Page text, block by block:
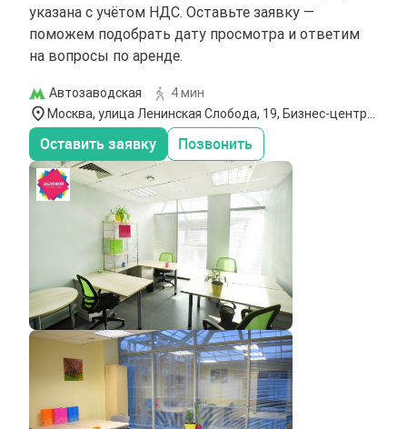
указана с учётом НДС. Оставьте заявку —
поможем подобрать дату просмотра и ответим
на вопросы по аренде.
Автозаводская
4 мин
Москва, улица Ленинская Слобода, 19, Бизнес-центр
`Омега Плаза`,4-5 этаж
Оставить заявку Позвонить